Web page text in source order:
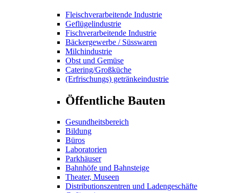
Fleischverarbeitende Industrie
Geflügelindustrie
Fischverarbeitende Industrie
Bäckergewerbe / Süsswaren
Milchindustrie
Obst und Gemüse
Catering/Großküche
(Erfrischungs) getränkeindustrie
Öffentliche Bauten
Gesundheitsbereich
Bildung
Büros
Laboratorien
Parkhäuser
Bahnhöfe und Bahnsteige
Theater, Museen
Distributionszentren und Ladengeschäfte